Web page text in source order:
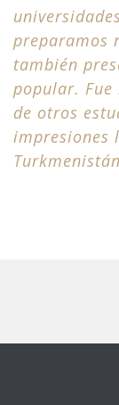
preparamos
también
popular. Fue
de otros
impresiones